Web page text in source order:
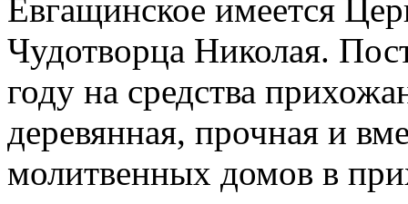
Евгащинское имеется
Чудотворца Николая.
году на средства
деревянная, прочная и
молитвенных домов в